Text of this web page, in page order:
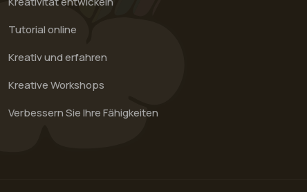
Tutorial online
Kreativ und erfahren
Kreative Workshops
Verbessern Sie Ihre Fähigkeiten